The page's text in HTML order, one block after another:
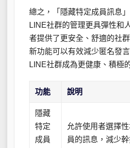
總之，「隱藏特定成員訊息
LINE社群的管理更具彈性和
者提供了更安全、舒適的社
新功能可以有效減少匿名發
LINE社群成為更健康、積極
功能 說明
隱藏
特定
成員
允許使用者選擇
員的訊息，減少幹